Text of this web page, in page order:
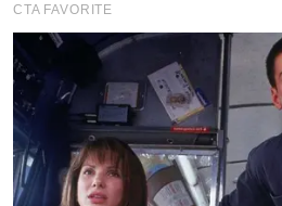
CTA FAVORITE